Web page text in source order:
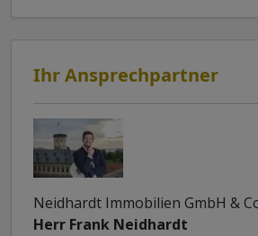
Ihr Ansprechpartner
Neidhardt Immobilien GmbH &
Herr Frank Neidhardt